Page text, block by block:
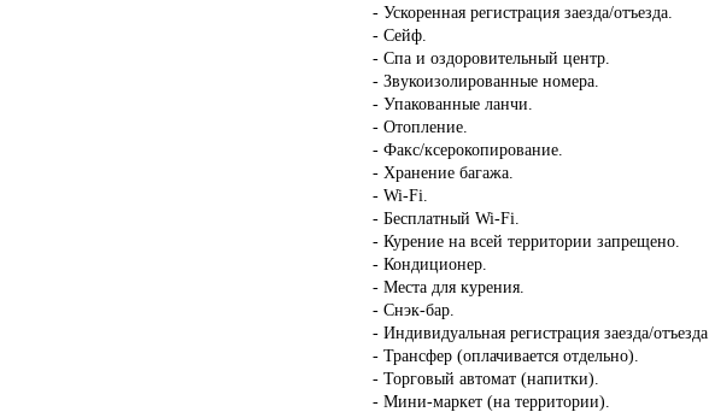
- Ускоренная регистрация заезда/отъезда.
- Сейф.
- Спа и оздоровительный центр.
- Звукоизолированные номера.
- Упакованные ланчи.
- Отопление.
- Факс/ксерокопирование.
- Хранение багажа.
- Wi-Fi.
- Бесплатный Wi-Fi.
- Курение на всей территории запрещено.
- Кондиционер.
- Места для курения.
- Снэк-бар.
- Индивидуальная регистрация заезда/отъезда.
- Трансфер (оплачивается отдельно).
- Торговый автомат (напитки).
- Мини-маркет (на территории).